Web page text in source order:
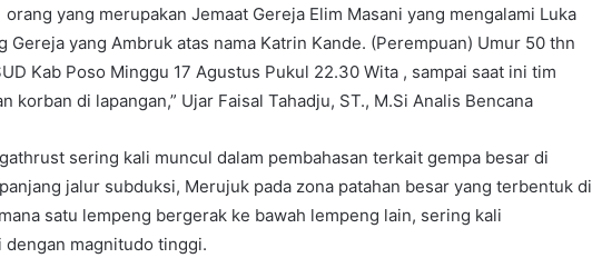
orang yang merupakan Jemaat Gereja Elim Masani yang mengalami Luka
yang Ambruk atas nama Katrin Kande. (Perempuan) Umur 50 thn
Kab Poso Minggu 17 Agustus Pukul 22.30 Wita , sampai saat ini tim
korban di lapangan,” Ujar Faisal Tahadju, ST., M.Si Analis Bencana
sering kali muncul dalam pembahasan terkait gempa besar di
jalur subduksi, Merujuk pada zona patahan besar yang terbentuk di
satu lempeng bergerak ke bawah lempeng lain, sering kali
dengan magnitudo tinggi.